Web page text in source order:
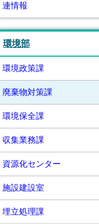
連情報
環境部
環境政策課
廃棄物対策課
環境保全課
収集業務課
資源化センター
施設建設室
埋立処理課